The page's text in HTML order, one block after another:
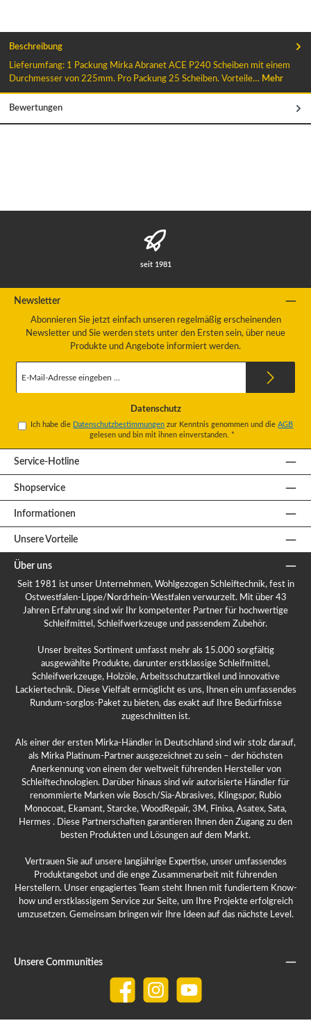
Beschreibung
Lieferumfang: 1 Packung Mirka Abranet ACE P240 Scheiben mit einem
Durchmesser von 225mm. Pro Packung 25 Scheiben. Vorteile… Mehr
Bewertungen
seit 1981
Newsletter
Abonnieren Sie jetzt einfach unseren regelmäßig erscheinenden
Newsletter und Sie werden stets unter den Ersten sein, über neue
Produkte und Angebote informiert werden.
Mail-
Datenschutz
Ich habe die Datenschutzbestimmungen zur Kenntnis genommen und dieAGB
gelesen und bin mit ihnen einverstanden. *
Service-Hotline
Shopservice
Informationen
Unsere Vorteile
Über uns
Seit 1981 ist unser Unternehmen, Wohlgezogen Schleiftechnik, fest in
Ostwestfalen-Lippe/Nordrhein-Westfalen verwurzelt. Mit über 43
Jahren Erfahrung sind wir Ihr kompetenter Partner für hochwertige
Schleifmittel, Schleifwerkzeuge und passendem Zubehör.
Unser breites Sortiment umfasst mehr als 15.000 sorgfältig
ausgewählte Produkte, darunter erstklassige Schleifmittel,
Schleifwerkzeuge, Holzöle, Arbeitsschutzartikel und innovative
Lackiertechnik. Diese Vielfalt ermöglicht es uns, Ihnen ein umfassendes
Rundum-sorglos-Paket zu bieten, das exakt auf Ihre Bedürfnisse
zugeschnitten ist.
Als einer der ersten Mirka-Händler in Deutschland sind wir stolz darauf,
als Mirka Platinum-Partner ausgezeichnet zu sein – der höchsten
Anerkennung von einem der weltweit führenden Hersteller von
Schleiftechnologien. Darüber hinaus sind wir autorisierte Händler für
renommierte Marken wie Bosch/Sia-Abrasives, Klingspor, Rubio
Monocoat, Ekamant, Starcke, WoodRepair, 3M, Finixa, Asatex, Sata,
Hermes . Diese Partnerschaften garantieren Ihnen den Zugang zu den
besten Produkten und Lösungen auf dem Markt.
Vertrauen Sie auf unsere langjährige Expertise, unser umfassendes
Produktangebot und die enge Zusammenarbeit mit führenden
Herstellern. Unser engagiertes Team steht Ihnen mit fundiertem Know-
how und erstklassigem Service zur Seite, um Ihre Projekte erfolgreich
umzusetzen. Gemeinsam bringen wir Ihre Ideen auf das nächste Level.
Unsere Communities
Facebook Instagram YouTube